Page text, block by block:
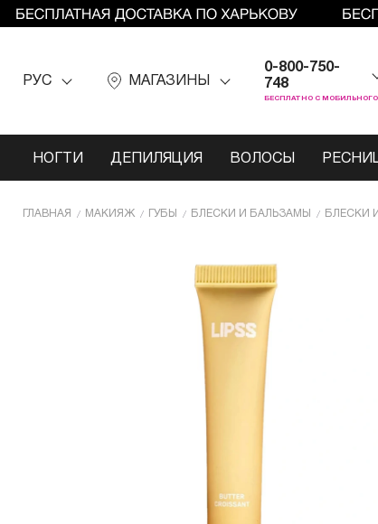
РУС МАГАЗИНЫ
0-800-750-
748
БЕСПЛАТНО С
НОГТИ ДЕПИЛЯЦИЯ ВОЛОСЫ
ГЛАВНАЯ МАКИЯЖ ГУБЫ БЛЕСКИ И БАЛЬЗАМЫ БЛЕСКИ